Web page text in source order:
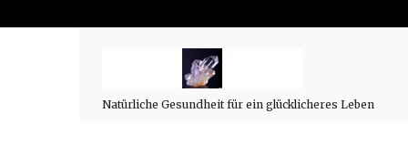
Natürliche Gesundheit für ein glücklicheres Leben